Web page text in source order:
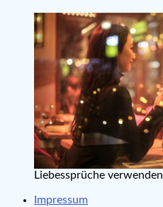
Liebessprüche verwenden
Impressum